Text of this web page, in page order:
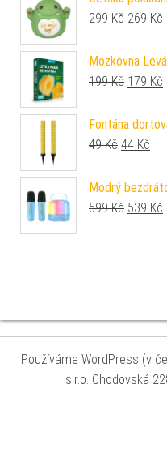
299Kč 269 Kč
Mozkovna
199Kč 179 Kč
Fontána
49Kč Původní
44 Kč
Modrý
599Kč 539 Kč
Používáme WordPress (v
s.r.o. Chodovská